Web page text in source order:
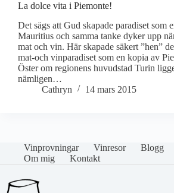
La dolce vita i Piemonte!
Det sägs att Gud skapade paradiset som
Mauritius och samma tanke dyker upp
mat och vin. Här skapade säkert ”hen”
mat-och vinparadiset som en kopia av
Öster om regionens huvudstad Turin
nämligen…
Cathryn
14 mars 2015
Vinprovningar Vinresor Blogg
Om mig
Kontakt